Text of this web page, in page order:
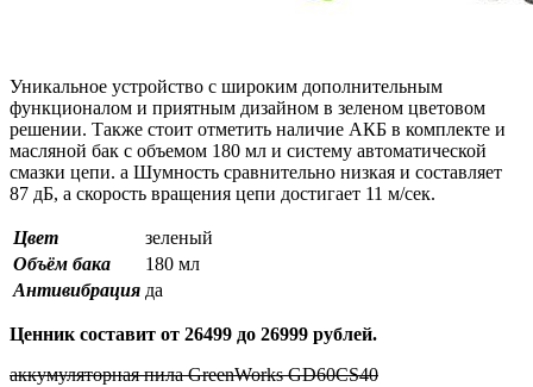
Уникальное устройство с широким дополнительным
функционалом и приятным дизайном в зеленом цветовом
решении. Также стоит отметить наличие АКБ в комплекте и
масляной бак с объемом 180 мл и систему автоматической
смазки цепи. а Шумность сравнительно низкая и составляет
87 дБ, а скорость вращения цепи достигает 11 м/сек.
Цвет
зеленый
Объём бака
180 мл
Антивибрация да
Ценник составит от 26499 до 26999 рублей.
аккумуляторная пила GreenWorks GD60CS40